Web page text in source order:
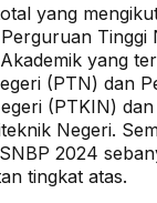
yang
Tinggi
yang
(PTN) dan
(PTKIN)
Negeri.
2024
tingkat atas.